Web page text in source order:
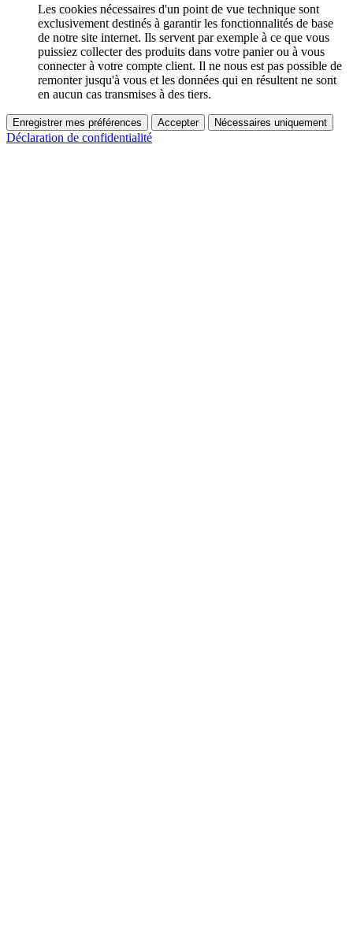
Les cookies nécessaires d'un point de vue technique sont
exclusivement destinés à garantir les fonctionnalités de base
de notre site internet. Ils servent par exemple à ce que vous
puissiez collecter des produits dans votre panier ou à vous
connecter à votre compte client. Il ne nous est pas possible de
remonter jusqu'à vous et les données qui en résultent ne sont
en aucun cas transmises à des tiers.
Enregistrer mes préférences Accepter Nécessaires uniquement
Déclaration de confidentialité